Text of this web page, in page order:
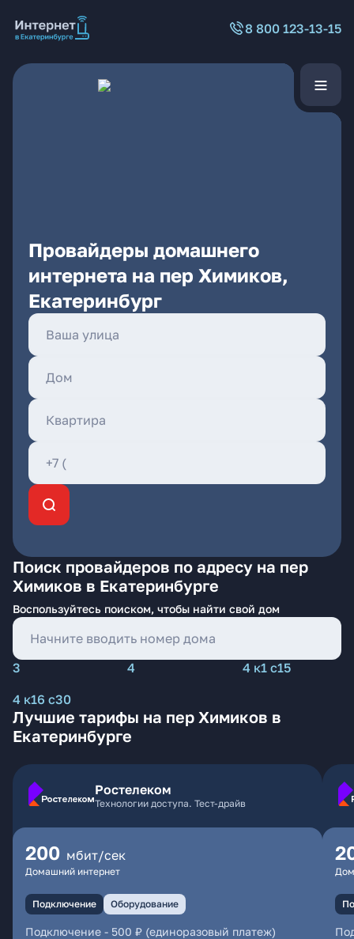
8 800 123-13-15
Провайдеры домашнего
интернета на пер Химиков,
Екатеринбург
Поиск провайдеров по адресу на пер
Химиков в Екатеринбурге
Воспользуйтесь поиском, чтобы найти свой дом
3 4
4 к1 с15
4 к16 с30
Лучшие тарифы на пер Химиков в
Екатеринбурге
Ростелеком
Технологии доступа. Тест-драйв
200 мбит/сек
Домашний интернет
Подключение Оборудование
Подключение - 500 ₽ (единоразовый платеж)